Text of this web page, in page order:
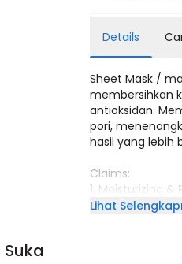
Details
Sheet Mask /
membersihkan
antioksidan.
pori,
hasil yang lebih
Claims:
1. Moisturizing &
Memberikan
Lihat